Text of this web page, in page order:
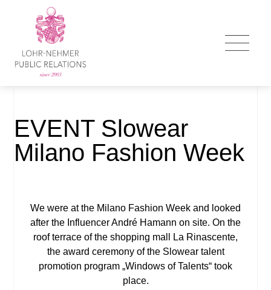
EVENT Slowear
Milano Fashion Week
We were at the Milano Fashion Week and looked
after the Influencer André Hamann on site. On the
roof terrace of the shopping mall La Rinascente,
the award ceremony of the Slowear talent
promotion program „Windows of Talents“ took
place.